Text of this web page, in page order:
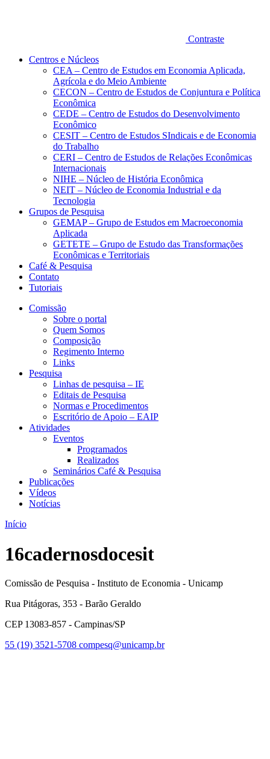
Contraste
Centros e Núcleos
CEA – Centro de Estudos em Economia Aplicada,
Agrícola e do Meio Ambiente
CECON – Centro de Estudos de Conjuntura e Política
Econômica
CEDE – Centro de Estudos do Desenvolvimento
Econômico
CESIT – Centro de Estudos SIndicais e de Economia
do Trabalho
CERI – Centro de Estudos de Relações Econômicas
Internacionais
NIHE – Núcleo de História Econômica
NEIT – Núcleo de Economia Industrial e da
Tecnologia
Grupos de Pesquisa
GEMAP – Grupo de Estudos em Macroeconomia
Aplicada
GETETE – Grupo de Estudo das Transformações
Econômicas e Territoriais
Café & Pesquisa
Contato
Tutoriais
Comissão
Sobre o portal
Quem Somos
Composição
Regimento Interno
Links
Pesquisa
Linhas de pesquisa – IE
Editais de Pesquisa
Normas e Procedimentos
Escritório de Apoio – EAIP
Atividades
Eventos
Programados
Realizados
Seminários Café & Pesquisa
Publicações
Vídeos
Notícias
Início
16cadernosdocesit
Comissão de Pesquisa - Instituto de Economia - Unicamp
Rua Pitágoras, 353 - Barão Geraldo
CEP 13083-857 - Campinas/SP
55 (19) 3521-5708 compesq@unicamp.br